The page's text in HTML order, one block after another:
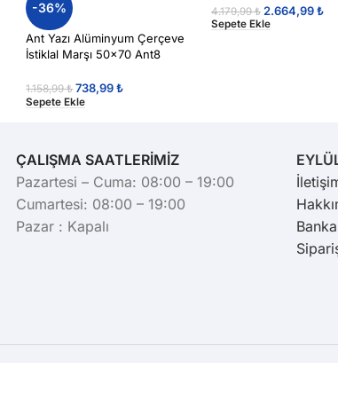
-36%
Ant Yazı Alüminyum Çerçeve
İstiklal Marşı 50×70 Ant8
1.158,99₺ 738,99₺
Sepete Ekle
4.179,99₺ 2.664,99₺
Sepete Ekle
ÇALIŞMA SAATLERİMİZ
Pazartesi – Cuma: 08:00 – 19:00
Cumartesi: 08:00 – 19:00
Pazar : Kapalı